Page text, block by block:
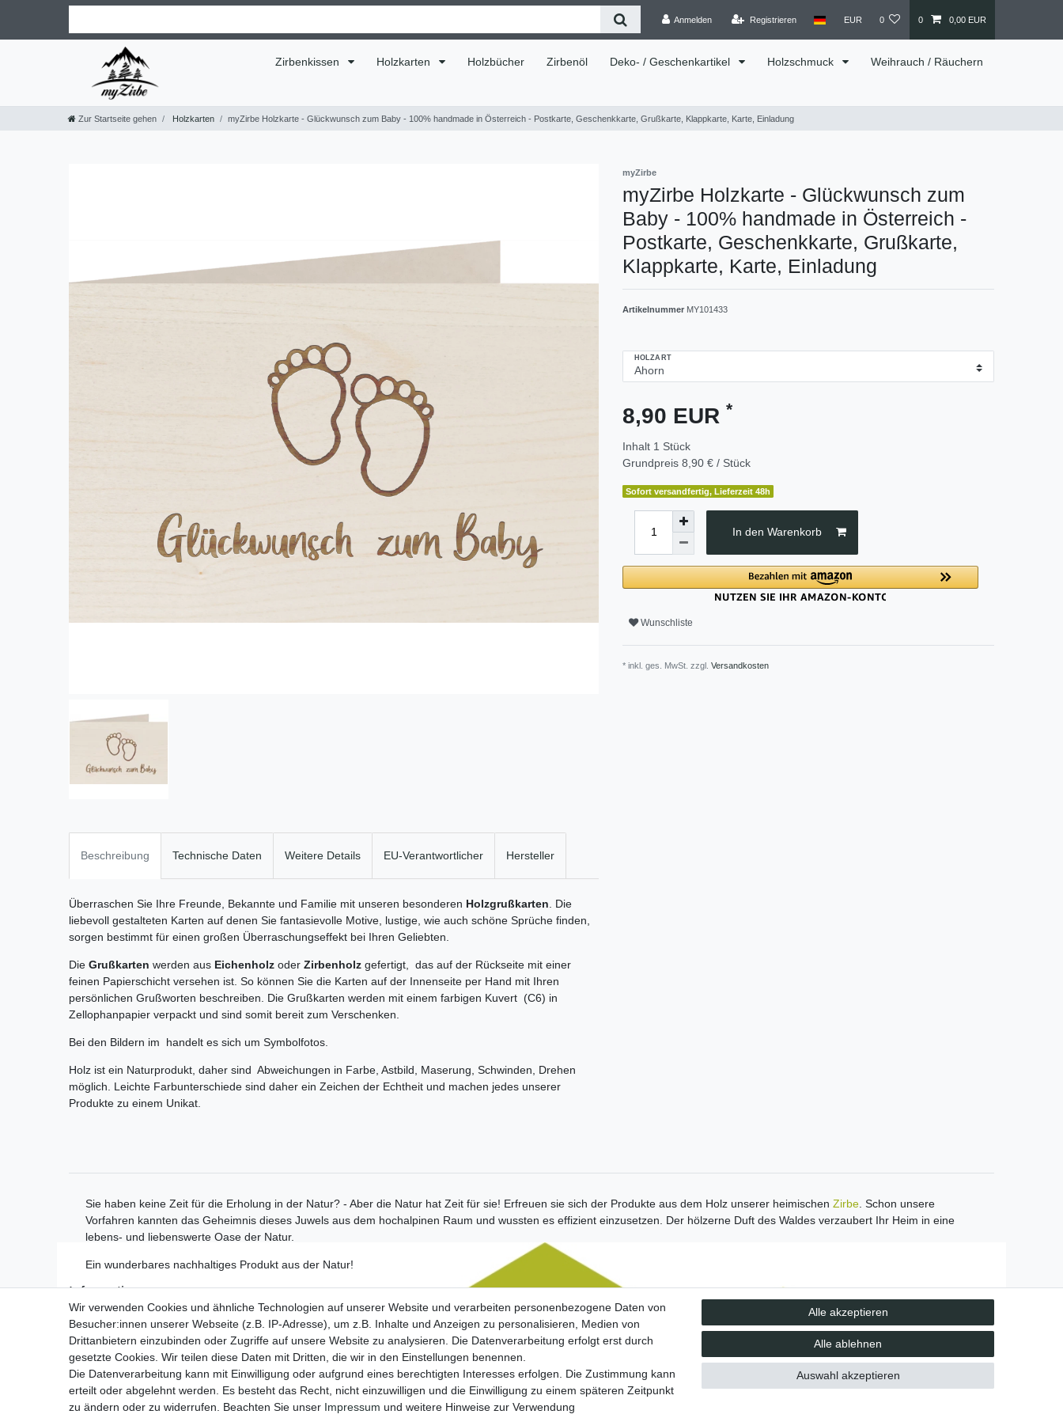
Anmelden Registrieren EUR 0 0 0,00 EUR
Zirbenkissen Holzkarten Holzbücher Zirbenöl Deko- / Geschenkartikel Holzschmuck Weihrauch / Räuchern
Zur Startseite gehen Holzkarten myZirbe Holzkarte - Glückwunsch zum Baby - 100% handmade in Österreich - Postkarte, Geschenkkarte, Grußkarte, Klappkarte, Karte, Einladung
myZirbe
myZirbe Holzkarte - Glückwunsch zum
Baby - 100% handmade in Österreich -
Postkarte, Geschenkkarte, Grußkarte,
Klappkarte, Karte, Einladung
Artikelnummer MY101433
HOLZART
8,90 EUR *
Inhalt 1 Stück
Grundpreis 8,90 € / Stück
Sofort versandfertig, Lieferzeit 48h
In den Warenkorb
Wunschliste
* inkl. ges. MwSt. zzgl. Versandkosten
Beschreibung Technische Daten Weitere Details EU-Verantwortlicher Hersteller
Überraschen Sie Ihre Freunde, Bekannte und Familie mit unseren besonderen Holzgrußkarten . Die
liebevoll gestalteten Karten auf denen Sie fantasievolle Motive, lustige, wie auch schöne Sprüche finden,
sorgen bestimmt für einen großen Überraschungseffekt bei Ihren Geliebten.
Die Grußkarten werden aus Eichenholz oder Zirbenholz gefertigt, das auf der Rückseite mit einer
feinen Papierschicht versehen ist. So können Sie die Karten auf der Innenseite per Hand mit Ihren
persönlichen Grußworten beschreiben. Die Grußkarten werden mit einem farbigen Kuvert (C6) in
Zellophanpapier verpackt und sind somit bereit zum Verschenken.
Bei den Bildern im handelt es sich um Symbolfotos.
Holz ist ein Naturprodukt, daher sind Abweichungen in Farbe, Astbild, Maserung, Schwinden, Drehen
möglich. Leichte Farbunterschiede sind daher ein Zeichen der Echtheit und machen jedes unserer
Produkte zu einem Unikat.
Sie haben keine Zeit für die Erholung in der Natur? - Aber die Natur hat Zeit für sie! Erfreuen sie sich der Produkte aus dem Holz unserer heimischen Zirbe . Schon unsere
Vorfahren kannten das Geheimnis dieses Juwels aus dem hochalpinen Raum und wussten es effizient einzusetzen. Der hölzerne Duft des Waldes verzaubert Ihr Heim in eine
lebens- und liebenswerte Oase der Natur.
Ein wunderbares nachhaltiges Produkt aus der Natur!
Informationen
Zahlungsmöglichkeiten
Versandinformationen
Kontakt
Wiederverkäufer / Händler
Facebook
Instagram
kostenloser Versand ab 70 EUR
schnelle Lieferung
30 Tage Rückgaberecht
Wir verwenden Cookies und ähnliche Technologien auf unserer Website und verarbeiten personenbezogene Daten von
Besucher:innen unserer Webseite (z.B. IP-Adresse), um z.B. Inhalte und Anzeigen zu personalisieren, Medien von
Drittanbietern einzubinden oder Zugriffe auf unsere Website zu analysieren. Die Datenverarbeitung erfolgt erst durch
gesetzte Cookies. Wir teilen diese Daten mit Dritten, die wir in den Einstellungen benennen.
Die Datenverarbeitung kann mit Einwilligung oder aufgrund eines berechtigten Interesses erfolgen. Die Zustimmung kann
erteilt oder abgelehnt werden. Es besteht das Recht, nicht einzuwilligen und die Einwilligung zu einem späteren Zeitpunkt
zu ändern oder zu widerrufen. Beachten Sie unser Impressum und weitere Hinweise zur Verwendung
Alle akzeptieren
Alle ablehnen
Auswahl akzeptieren